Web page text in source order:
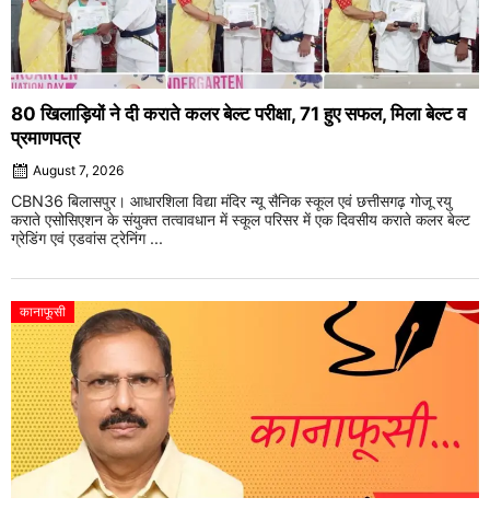
80 खिलाड़ियों ने दी कराते कलर बेल्ट परीक्षा, 71 हुए सफल, मिला बेल्ट व
प्रमाणपत्र
August 7, 2026
CBN36 बिलासपुर। आधारशिला विद्या मंदिर न्यू सैनिक स्कूल एवं छत्तीसगढ़ गोजू रयु
कराते एसोसिएशन के संयुक्त तत्वावधान में स्कूल परिसर में एक दिवसीय कराते कलर बेल्ट
ग्रेडिंग एवं एडवांस ट्रेनिंग ...
कानाफूसी